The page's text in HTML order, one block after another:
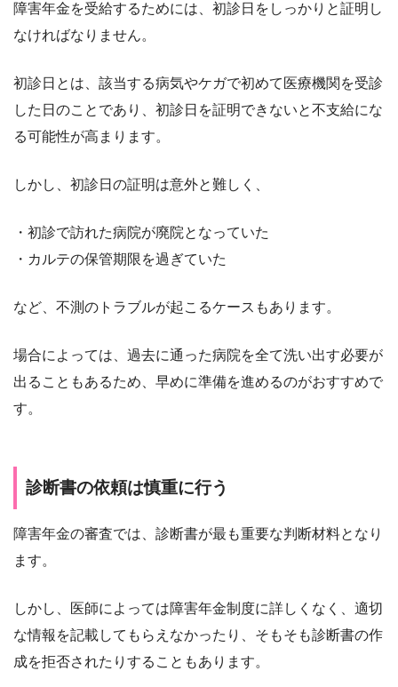
障害年金を受給するためには、初診日をしっかりと証明し
なければなりません。
初診日とは、該当する病気やケガで初めて医療機関を受診
した日のことであり、初診日を証明できないと不支給にな
る可能性が高まります。
しかし、初診日の証明は意外と難しく、
・初診で訪れた病院が廃院となっていた
・カルテの保管期限を過ぎていた
など、不測のトラブルが起こるケースもあります。
場合によっては、過去に通った病院を全て洗い出す必要が
出ることもあるため、早めに準備を進めるのがおすすめで
す。
診断書の依頼は慎重に行う
障害年金の審査では、診断書が最も重要な判断材料となり
ます。
しかし、医師によっては障害年金制度に詳しくなく、適切
な情報を記載してもらえなかったり、そもそも診断書の作
成を拒否されたりすることもあります。